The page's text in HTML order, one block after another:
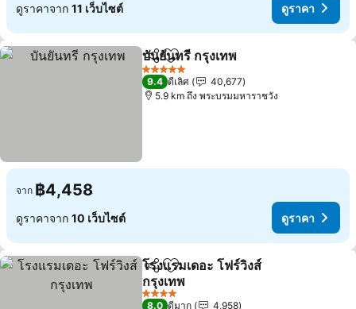
ดูราคาจาก 11 เว็บไซต์ ดูราคา
แชร์ เพิ่มในรายการโปรด
บันยันทรี กรุงเทพ
5 ดาว
9.4 ดีเลิศ
40,677
5.9 km ถึง พระบรมมหาราชวัง
จาก ฿4,458
ดูราคาจาก 10 เว็บไซต์ ดูราคา
แชร์ เพิ่มในรายการโปรด
โรงแรมเดอะ โฟร์วิงส์
กรุงเทพ
ดูราคา
4 ดาว
8.0 ดีมาก 4,958